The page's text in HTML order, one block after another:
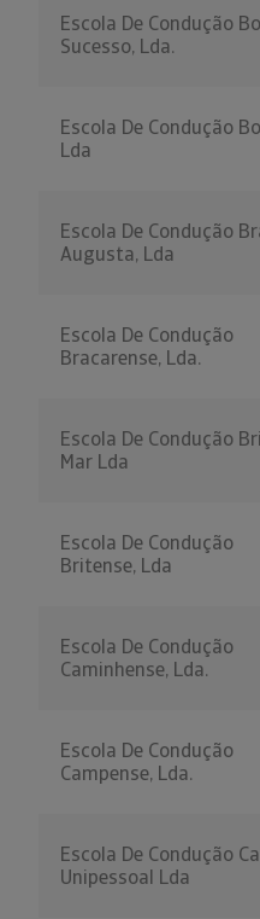
Escola De Condução
Sucesso, Lda.
Escola De Condução
Lda
Escola De Condução
Augusta, Lda
Escola De Condução
Bracarense, Lda.
Escola De Condução
Mar Lda
Escola De Condução
Britense, Lda
Escola De Condução
Caminhense, Lda.
Escola De Condução
Campense, Lda.
Escola De Condução
Unipessoal Lda